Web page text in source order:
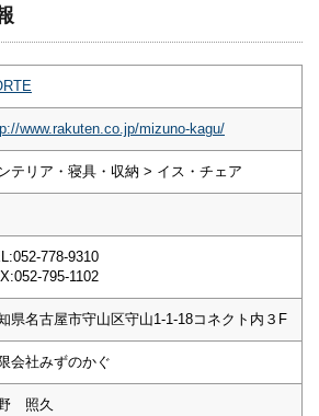
www.rakuten.co.jp/mizuno-kagu/
テリア・寝具・収納 > イス・チェア
778-9310
795-1102
県名古屋市守山区守山1-1-18コネクト内３F
会社みずのかぐ
照久